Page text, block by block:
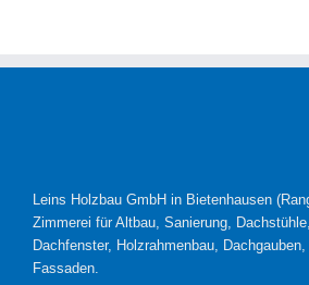
Leins Holzbau GmbH in Bietenhausen
Zimmerei für Altbau, Sanierung,
Dachfenster, Holzrahmenbau,
Fassaden.